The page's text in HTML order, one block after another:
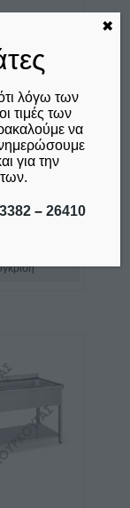
ο
λόγω των
τιμές των
να
για την
– 26410
✖